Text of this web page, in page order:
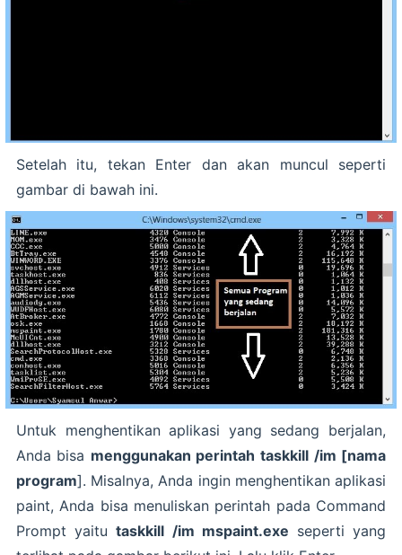
Setelah itu, tekan Enter dan akan muncul seperti
gambar di bawah ini.
Untuk menghentikan aplikasi yang sedang berjalan,
Anda bisa menggunakan perintah taskkill /im [nama
program]. Misalnya, Anda ingin menghentikan aplikasi
paint, Anda bisa menuliskan perintah pada Command
Prompt yaitutaskkill /im mspaint.exe seperti yang